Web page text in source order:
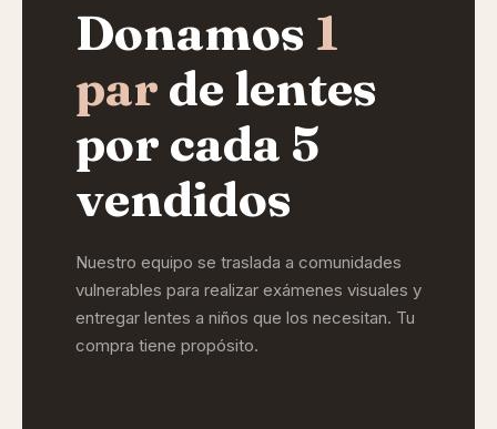
Donamos 1
par de lentes
por cada 5
vendidos
Nuestro equipo se traslada a comunidades
vulnerables para realizar exámenes visuales y
entregar lentes a niños que los necesitan. Tu
compra tiene propósito.